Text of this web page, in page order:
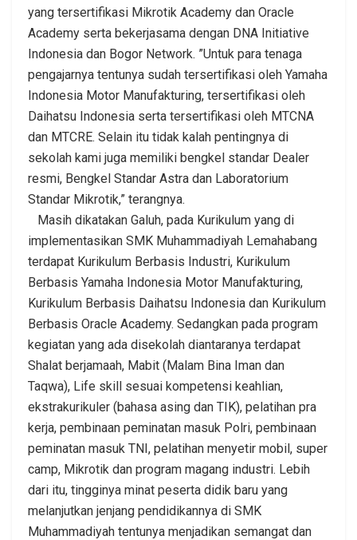
yang tersertifikasi Mikrotik Academy dan Oracle
Academy serta bekerjasama dengan DNA Initiative
Indonesia dan Bogor Network. ”Untuk para tenaga
pengajarnya tentunya sudah tersertifikasi oleh Yamaha
Indonesia Motor Manufakturing, tersertifikasi oleh
Daihatsu Indonesia serta tersertifikasi oleh MTCNA
dan MTCRE. Selain itu tidak kalah pentingnya di
sekolah kami juga memiliki bengkel standar Dealer
resmi, Bengkel Standar Astra dan Laboratorium
Standar Mikrotik,” terangnya.
Masih dikatakan Galuh, pada Kurikulum yang di
implementasikan SMK Muhammadiyah Lemahabang
terdapat Kurikulum Berbasis Industri, Kurikulum
Berbasis Yamaha Indonesia Motor Manufakturing,
Kurikulum Berbasis Daihatsu Indonesia dan Kurikulum
Berbasis Oracle Academy. Sedangkan pada program
kegiatan yang ada disekolah diantaranya terdapat
Shalat berjamaah, Mabit (Malam Bina Iman dan
Taqwa), Life skill sesuai kompetensi keahlian,
ekstrakurikuler (bahasa asing dan TIK), pelatihan pra
kerja, pembinaan peminatan masuk Polri, pembinaan
peminatan masuk TNI, pelatihan menyetir mobil, super
camp, Mikrotik dan program magang industri. Lebih
dari itu, tingginya minat peserta didik baru yang
melanjutkan jenjang pendidikannya di SMK
Muhammadiyah tentunya menjadikan semangat dan